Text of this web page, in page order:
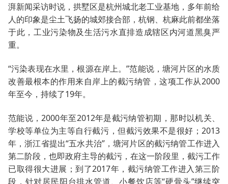
湃新闻采访时说，拱墅区是杭州城北老工业基地，多年前给
人的印象是尘土飞扬的城郊接合部，杭钢、杭麻此前都坐落
于此，工业污染物及生活污水直排造成辖区内河道黑臭严
重。
“污染表现在水里，根源在岸上。”范能说，塘河片区的水质
改善最根本的作用来自岸上的截污纳管，这项工作从2000
年至今，持续了19年。
范能说，2000年至2012年是截污纳管初期，那时以机关、
学校等单位为主等自行截污，但截污效果不是很好；2013
年，浙江省提出“五水共治”，塘河片区的截污纳管工作进入
第二阶段，也即政府主导的截污，在这一阶段里，截污工作
已取得很大进展；到了2017年，截污纳管工作进入第三阶
段，针对居民阳台排水管道、小餐饮店等“硬骨头”继续突